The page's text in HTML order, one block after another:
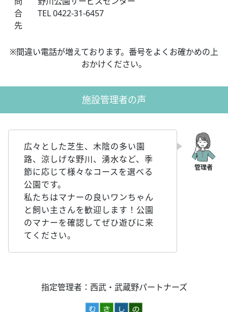
合
先
TEL 0422-31-6457
※間違い電話が増えております。番号をよくお確かめの上
おかけください。
施設管理者の声
広々とした芝生、木陰の多い園
路、涼しげな野川、湧水など、季
節に応じて様々なコースを選べる
公園です。
私たちはマナーの良いワンちゃん
と飼い主さんを歓迎します！公園
のマナーを確認してぜひ遊びに来
てください。
指定管理者：西武・武蔵野パートナーズ